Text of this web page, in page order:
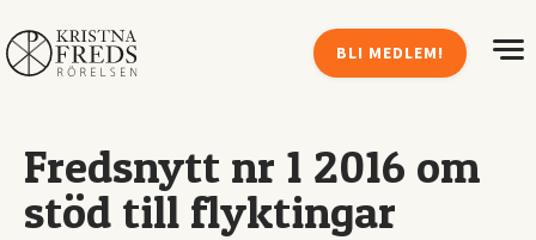
BLI MEDLEM!
Fredsnytt nr 1 2016 om
stöd till flyktingar